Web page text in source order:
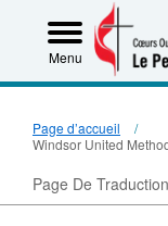
Menu
Page d’accueil
Windsor United
Page De Traduction